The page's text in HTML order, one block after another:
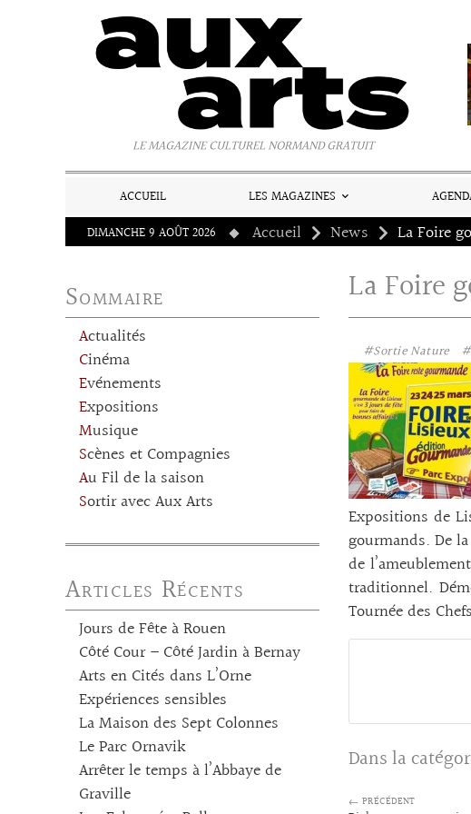
LE MAGAZINE CULTUREL NORMAND GRATUIT
ACCUEIL LES MAGAZINES
DIMANCHE 9 AOÛT 2026
Accueil News La Foire
Sommaire
Actualités
Cinéma
Evénements
Expositions
Musique
Scènes et Compagnies
Au Fil de la saison
Sortir avec Aux Arts
Articles Récents
Jours de Fête à Rouen
Côté Cour – Côté Jardin à Bernay
Arts en Cités dans L’Orne
Expériences sensibles
La Maison des Sept Colonnes
Le Parc Ornavik
Arrêter le temps à l’Abbaye de
Graville
La Foire
#Sortie Nature
Expositions de
gourmands. De
de
traditionnel.
Tournée des
Dans la
← PRÉCÉDENT
Panneau de gestion des cookies